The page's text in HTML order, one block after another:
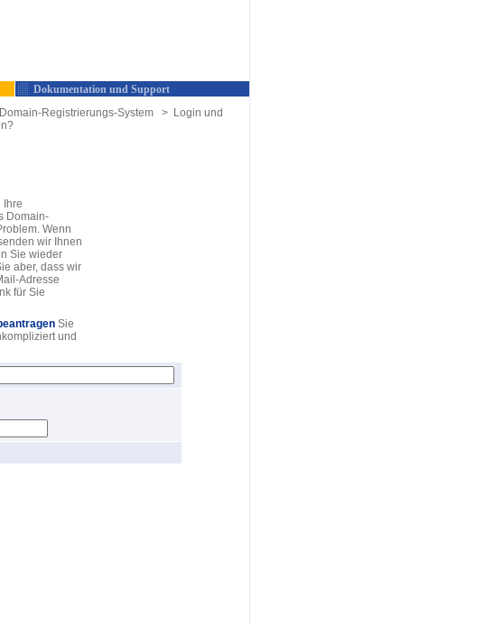
Dokumentation und Support
Domain-Registrierungs-System >
Login und
Ihre
Domain-
Wenn
wir Ihnen
Sie wieder
aber, dass wir
Adresse
für Sie
Sie
und